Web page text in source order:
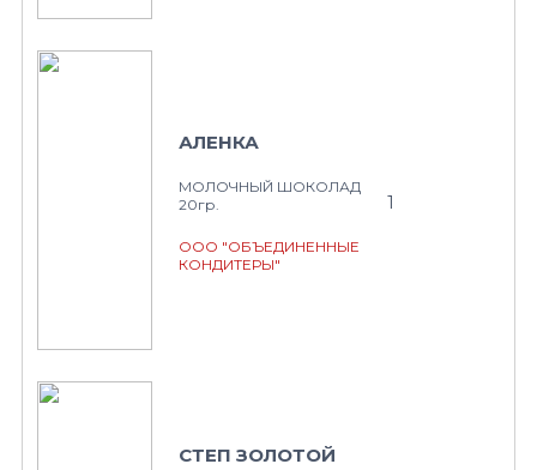
АЛЕНКА
МОЛОЧНЫЙ ШОКОЛАД
20гр.
ООО "ОБЪЕДИНЕННЫЕ
КОНДИТЕРЫ"
1
СТЕП ЗОЛОТОЙ